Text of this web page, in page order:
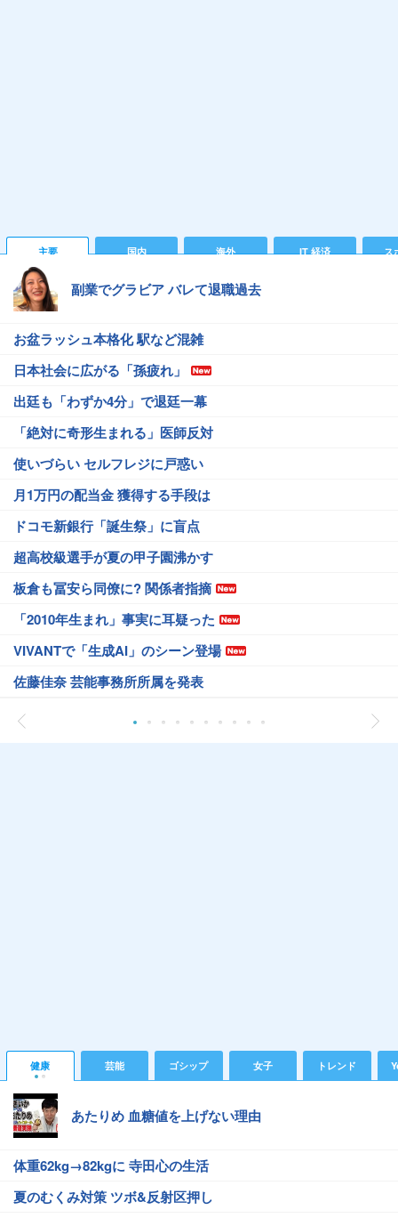
主要 国内 海外 IT 経済 ス
副業でグラビア バレて退職過去
お盆ラッシュ本格化 駅など混雑
日本社会に広がる「孫疲れ」
出廷も「わずか4分」で退廷一幕
「絶対に奇形生まれる」医師反対
使いづらい セルフレジに戸惑い
月1万円の配当金 獲得する手段は
ドコモ新銀行「誕生祭」に盲点
超高校級選手が夏の甲子園沸かす
板倉も冨安ら同僚に? 関係者指摘
「2010年生まれ」事実に耳疑った
VIVANTで「生成AI」のシーン登場
佐藤佳奈 芸能事務所所属を発表
健康 芸能 ゴシップ 女子 トレンド
あたりめ 血糖値を上げない理由
体重62kg→82kgに 寺田心の生活
夏のむくみ対策 ツボ&反射区押し